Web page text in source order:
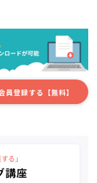
員登録する【無料】
る」
講座